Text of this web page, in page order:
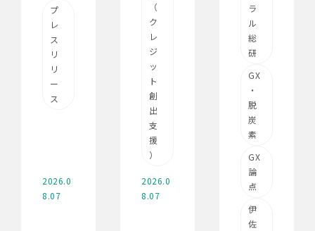
プ
レ
ス
リ
リ
ー
ス
2026.0
8.07
（
ク
レ
ジ
ッ
ト
創
出
支
援
）
2026.0
8.07
ラ
ル
総
研
GX
・
脱
炭
素
GX
論
点
伊
佐